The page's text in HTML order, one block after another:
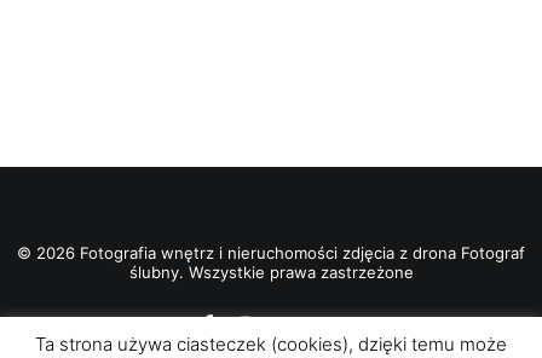
© 2026 Fotografia wnętrz i nieruchomości zdjęcia z drona Fotograf
ślubny. Wszystkie prawa zastrzeżone
Ta strona używa ciasteczek (cookies), dzięki temu może